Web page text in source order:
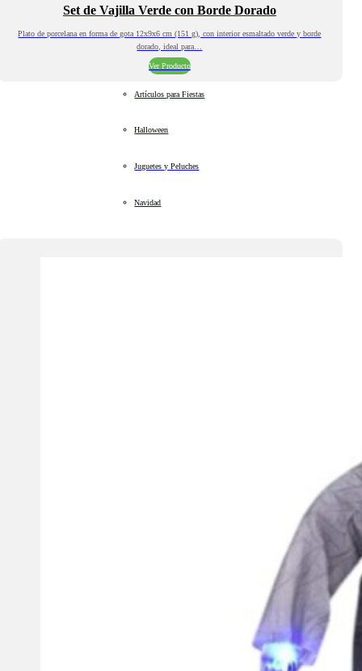
Set de Vajilla Verde con Borde Dorado
Plato de porcelana en forma de gota 12x9x6 cm (151 g), con interior esmaltado verde y borde
dorado, ideal para…
Ver Producto
Artículos para Fiestas
Halloween
Juguetes y Peluches
Navidad